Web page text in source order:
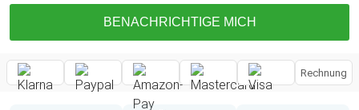
BENACHRICHTIGE MICH
Rechnung